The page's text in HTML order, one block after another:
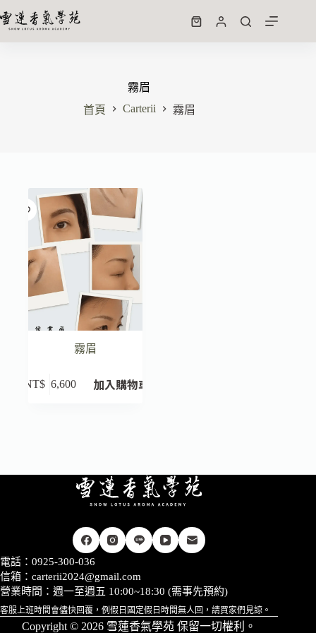
霧眉
首頁
Carterii 霧眉
霧眉
NT$ 6,600 加入購物車
電話：0925-300-036
信箱： carterii2024@gmail.com
營業時間：週一至週五 10:00~18:30 (需事先預約)
客服上班時間會儘快回覆，例假日國定假日時間無人回，請買家們見諒。
Copyright © 2026 雪蓮香氣學苑 保留一切權利。